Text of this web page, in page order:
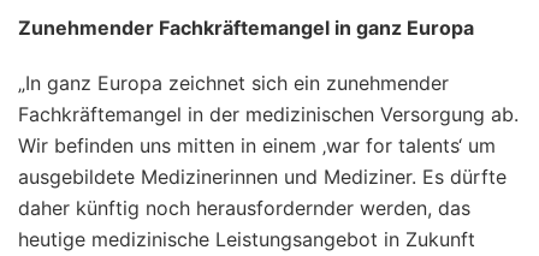
Zunehmender Fachkräftemangel in ganz Europa
„In ganz Europa zeichnet sich ein zunehmender
Fachkräftemangel in der medizinischen Versorgung ab.
Wir befinden uns mitten in einem ‚war for talents‘ um
ausgebildete Medizinerinnen und Mediziner. Es dürfte
daher künftig noch herausfordernder werden, das
heutige medizinische Leistungsangebot in Zukunft